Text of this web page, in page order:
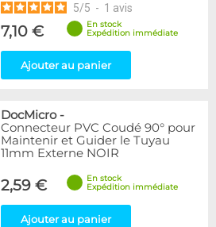
5/5 - 1 avis
7,10 €
En stock
Expédition immédiate
Ajouter au panier
DocMicro-
Connecteur PVC Coudé 90° pour
Maintenir et Guider le Tuyau
11mm Externe NOIR
2,59 €
En stock
Expédition immédiate
Ajouter au panier